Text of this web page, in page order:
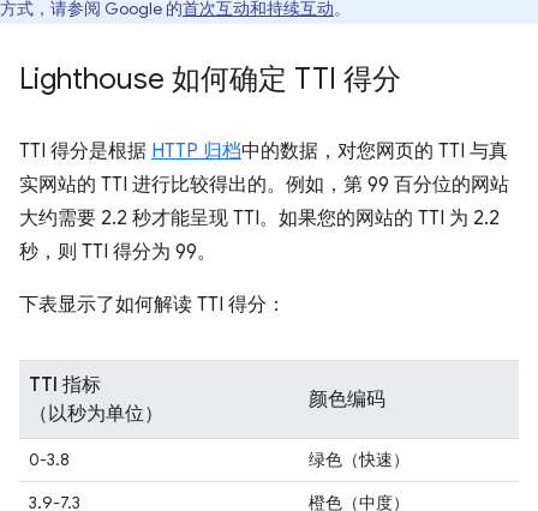
方式，请参阅 Google 的首次互动和持续互动。
Lighthouse 如何确定 TTI 得分
TTI 得分是根据 HTTP 归档中的数据，对您网页的 TTI 与真
实网站的 TTI 进行比较得出的。例如，第 99 百分位的网站
大约需要 2.2 秒才能呈现 TTI。如果您的网站的 TTI 为 2.2
秒，则 TTI 得分为 99。
下表显示了如何解读 TTI 得分：
TTI 指标
（以秒为单位）
颜色编码
0-3.8
绿色（快速）
3.9-7.3
橙色（中度）